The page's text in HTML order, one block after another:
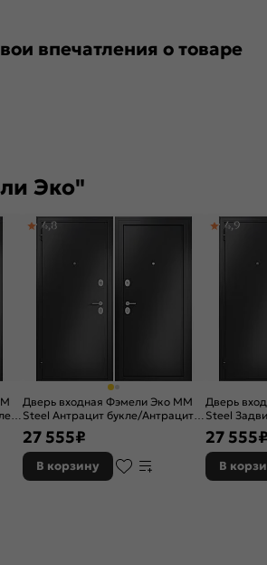
впечатления о товаре
Эко"
Дверь входная Фэмели Эко ММ
Steel Антрацит букле/Антрацит
букле, 2 замка
4,8
27 555₽
В корзину
Дверь
Steel
Антрацит
ночной
4,9
27 555₽
В